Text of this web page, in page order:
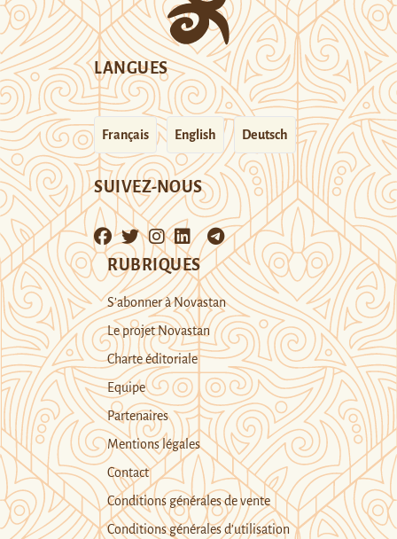
LANGUES
Français English Deutsch
SUIVEZ-NOUS
RUBRIQUES
S’abonner à Novastan
Le projet Novastan
Charte éditoriale
Equipe
Partenaires
Mentions légales
Contact
Conditions générales de vente
Conditions générales d’utilisation